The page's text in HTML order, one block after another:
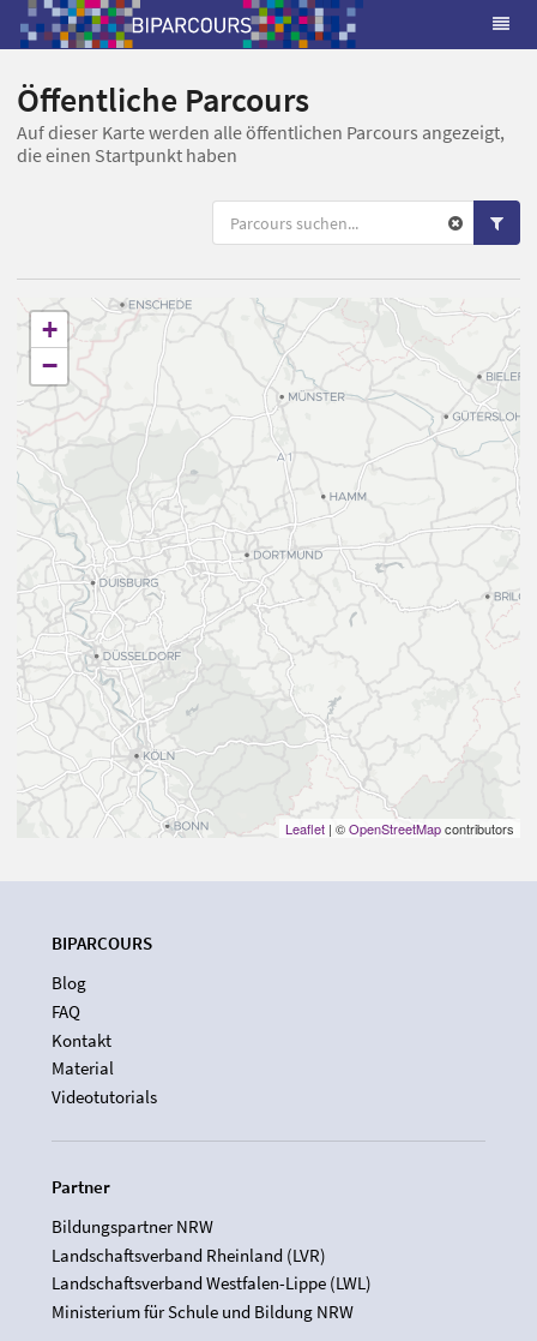
Öffentliche Parcours
Auf dieser Karte werden alle öffentlichen Parcours angezeigt,
die einen Startpunkt haben
+
−
Leaflet | ©OpenStreetMapcontributors
BIPARCOURS
Blog
FAQ
Kontakt
Material
Videotutorials
Partner
Bildungspartner NRW
Landschaftsverband Rheinland (LVR)
Landschaftsverband Westfalen-Lippe (LWL)
Ministerium für Schule und Bildung NRW